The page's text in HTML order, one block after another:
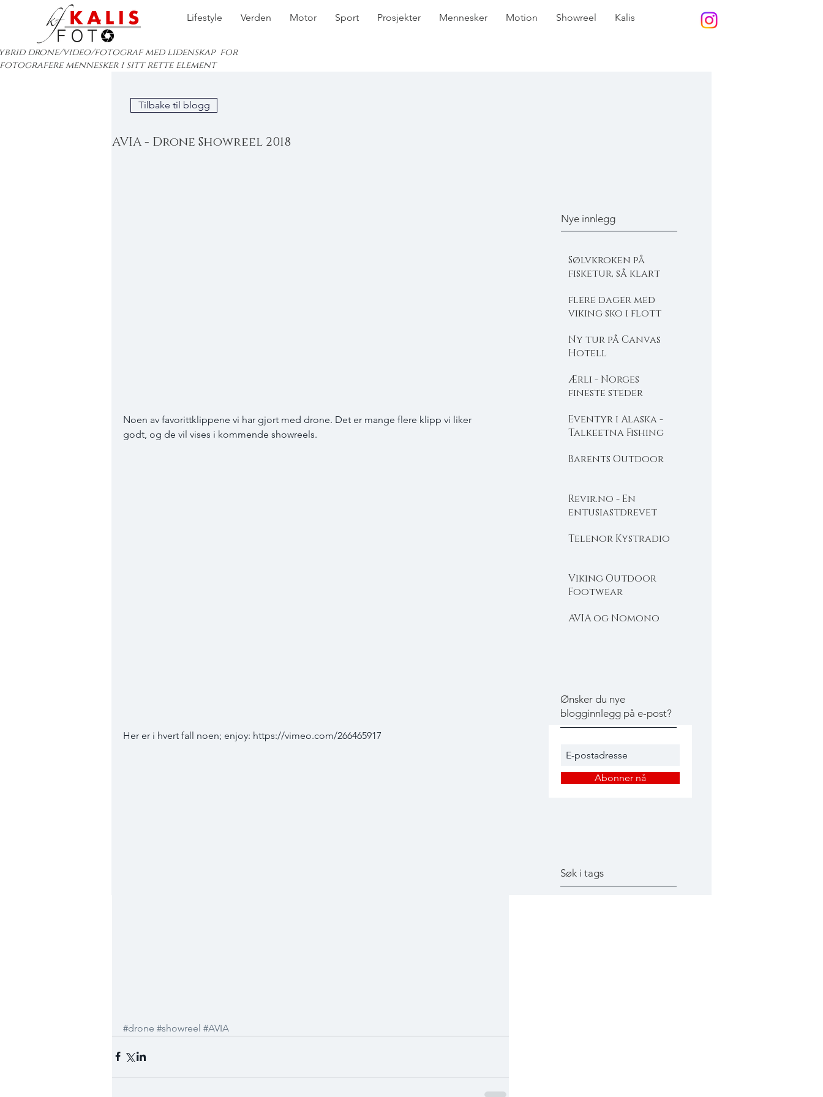
Lifestyle Verden Motor Sport Prosjekter Mennesker Motion Showreel Kalis
drone/video/fotograf med lidenskap for
mennesker i sitt rette element
Tilbake til blogg
AVIA - Drone Showreel 2018
Noen av favorittklippene vi har gjort med drone. Det er mange flere klipp vi liker
godt, og de vil vises i kommende showreels.
Her er i hvert fall noen; enjoy: https://vimeo.com/266465917
#drone #showreel #AVIA
Søk i tags
Ønsker du nye
blogginnlegg på e-post?
Abonner nå
Nye innlegg
Sølvkroken på
fisketur, så klart
flere dager med
viking sko i flott
Ny tur på Canvas
Hotell
Ærli - Norges
fineste steder
Eventyr i Alaska -
Talkeetna Fishing
Barents Outdoor
Revir.no - En
entusiastdrevet
Telenor Kystradio
Viking Outdoor
Footwear
AVIA og Nomono